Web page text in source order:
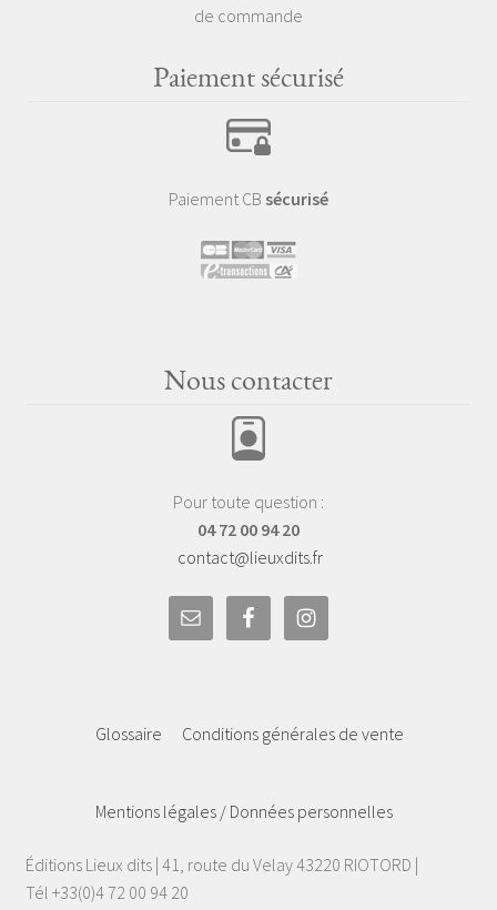
de commande
Paiement sécurisé
Paiement CB sécurisé
Nous contacter
Pour toute question :
04 72 00 94 20
contact@lieuxdits.fr
Glossaire Conditions générales de vente
Mentions légales / Données personnelles
Éditions Lieux dits | 41, route du Velay 43220 RIOTORD |
Tél +33(0)4 72 00 94 20